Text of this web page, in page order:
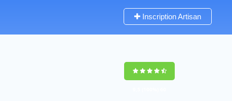
Inscription Artisan